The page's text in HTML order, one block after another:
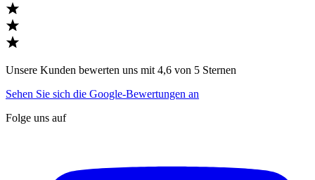
Unsere Kunden bewerten uns mit 4,6 von 5 Sternen
Sehen Sie sich die Google-Bewertungen an
Folge uns auf